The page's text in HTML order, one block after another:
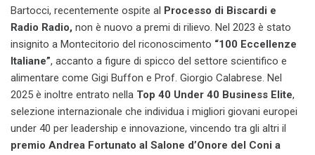
Bartocci, recentemente ospite al Processo di Biscardi e
Radio Radio, non è nuovo a premi di rilievo. Nel 2023 è stato
insignito a Montecitorio del riconoscimento “100 Eccellenze
Italiane”, accanto a figure di spicco del settore scientifico e
alimentare come Gigi Buffon e Prof. Giorgio Calabrese. Nel
2025 è inoltre entrato nella Top 40 Under 40 Business Elite,
selezione internazionale che individua i migliori giovani europei
under 40 per leadership e innovazione, vincendo tra gli altri il
premio Andrea Fortunato al Salone d’Onore del Coni a